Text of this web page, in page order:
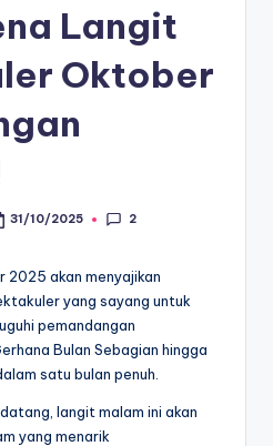
Langit
Oktober
31/10/2025 2
2025 akan menyajikan
yang sayang untuk
pemandangan
Bulan Sebagian hingga
satu bulan penuh.
langit malam ini akan
yang menarik